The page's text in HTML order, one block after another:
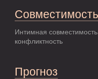
Совместимость
Интимная
конфликтность
Прогноз